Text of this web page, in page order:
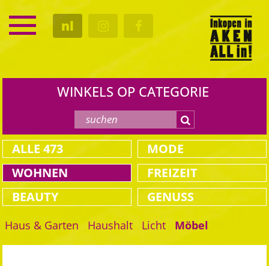
nl
SERVICE
KALENDER
WINKELS OP CATEGORIE
ALLE 473
MODE
WOHNEN
Haus & Garten Haushalt Licht Möbel
FREIZEIT
BEAUTY
GENUSS